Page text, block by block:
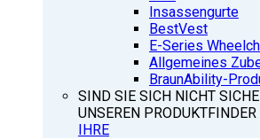
Insassengurte
BestVest
E-Series
Allgemeines
BraunAbility-
SIND SIE SICH NICHT
UNSEREN PRODUKTFINDER
IHRE